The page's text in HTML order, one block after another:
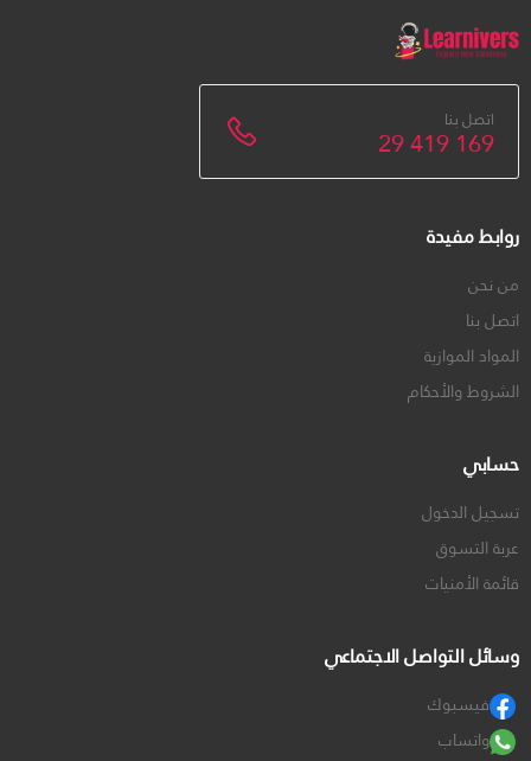
اتصل بنا
29 419 169
روابط مفيدة
من نحن
اتصل بنا
المواد الموازية
الشروط والأحكام
حسابي
تسجيل الدخول
عربة التسوق
قائمة الأمنيات
وسائل التواصل الاجتماعي
فيسبوك
واتساب